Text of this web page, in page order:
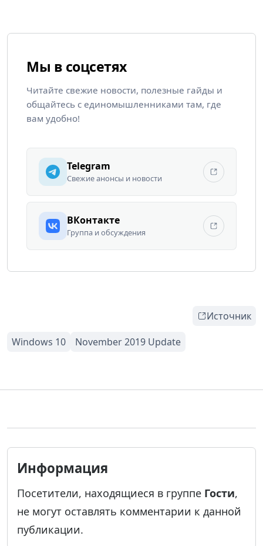
Мы в соцсетях
Читайте свежие новости, полезные гайды и
общайтесь с единомышленниками там, где
вам удобно!
Telegram
Свежие анонсы и новости
ВКонтакте
Группа и обсуждения
Источник
Информация
Посетители, находящиеся в группе Гости,
не могут оставлять комментарии к данной
публикации.